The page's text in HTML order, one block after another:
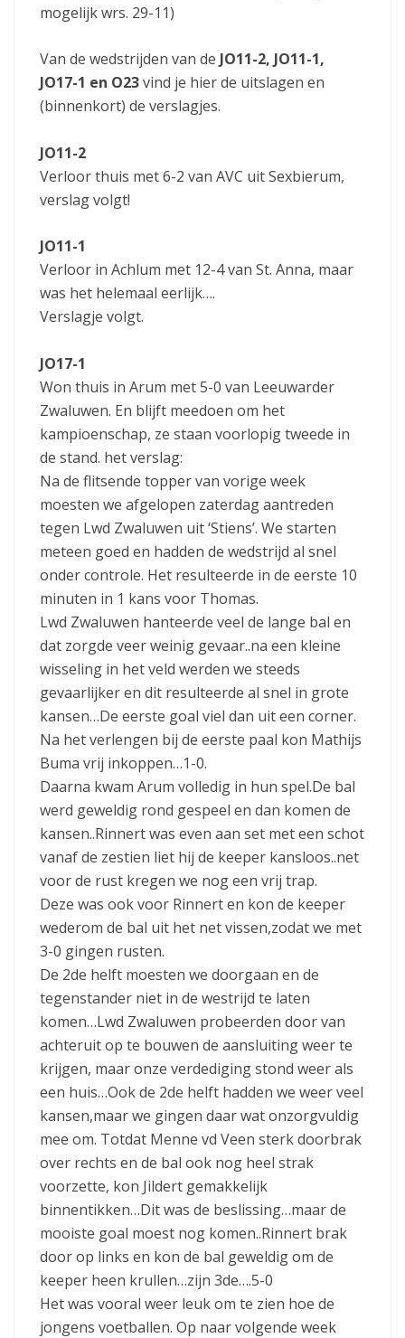
mogelijk wrs. 29-11)
Van de wedstrijden van de JO11-2, JO11-1,
JO17-1 en O23vind je hier de uitslagen en
(binnenkort) de verslagjes.
JO11-2
Verloor thuis met 6-2 van AVC uit Sexbierum,
verslag volgt!
JO11-1
Verloor in Achlum met 12-4 van St. Anna, maar
was het helemaal eerlijk….
Verslagje volgt.
JO17-1
Won thuis in Arum met 5-0 van Leeuwarder
Zwaluwen. En blijft meedoen om het
kampioenschap, ze staan voorlopig tweede in
de stand. het verslag:
Na de flitsende topper van vorige week
moesten we afgelopen zaterdag aantreden
tegen Lwd Zwaluwen uit ‘Stiens’. We starten
meteen goed en hadden de wedstrijd al snel
onder controle. Het resulteerde in de eerste 10
minuten in 1 kans voor Thomas.
Lwd Zwaluwen hanteerde veel de lange bal en
dat zorgde veer weinig gevaar..na een kleine
wisseling in het veld werden we steeds
gevaarlijker en dit resulteerde al snel in grote
kansen…De eerste goal viel dan uit een corner.
Na het verlengen bij de eerste paal kon Mathijs
Buma vrij inkoppen…1-0.
Daarna kwam Arum volledig in hun spel.De bal
werd geweldig rond gespeel en dan komen de
kansen..Rinnert was even aan set met een schot
vanaf de zestien liet hij de keeper kansloos..net
voor de rust kregen we nog een vrij trap.
Deze was ook voor Rinnert en kon de keeper
wederom de bal uit het net vissen,zodat we met
3-0 gingen rusten.
De 2de helft moesten we doorgaan en de
tegenstander niet in de westrijd te laten
komen…Lwd Zwaluwen probeerden door van
achteruit op te bouwen de aansluiting weer te
krijgen, maar onze verdediging stond weer als
een huis…Ook de 2de helft hadden we weer veel
kansen,maar we gingen daar wat onzorgvuldig
mee om. Totdat Menne vd Veen sterk doorbrak
over rechts en de bal ook nog heel strak
voorzette, kon Jildert gemakkelijk
binnentikken…Dit was de beslissing…maar de
mooiste goal moest nog komen..Rinnert brak
door op links en kon de bal geweldig om de
keeper heen krullen…zijn 3de….5-0
Het was vooral weer leuk om te zien hoe de
jongens voetballen. Op naar volgende week